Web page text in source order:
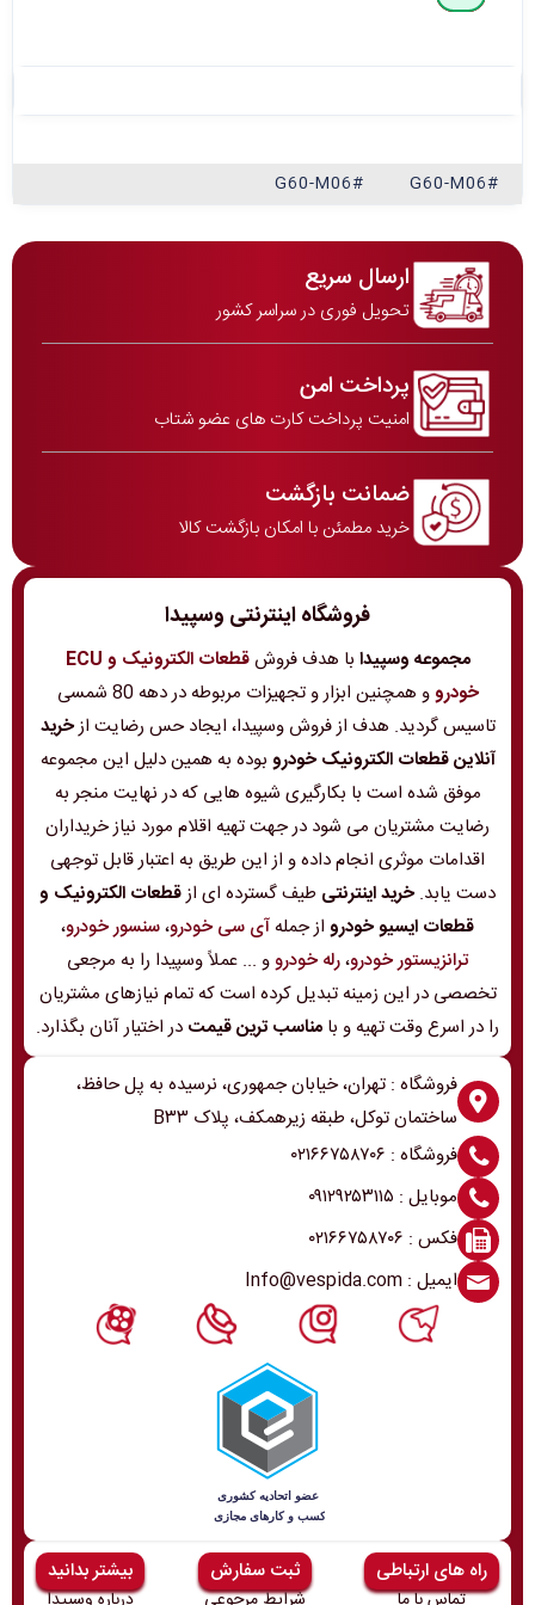
#G60-M06
#G60-M06
ارسال سریع
تحویل فوری در سراسر کشور
پرداخت امن
امنیت پرداخت کارت های عضو شتاب
ضمانت بازگشت
خرید مطمئن با امکان بازگشت کالا
فروشگاه اینترنتی وسپیدا
مجموعه وسپیدا با هدف فروش
قطعات الکترونیک و ECU
خودرو
و همچنین ابزار و تجهیزات مربوطه در دهه 80 شمسی
تاسیس گردید. هدف از فروش وسپیدا، ایجاد حس رضایت ازخرید
آنلاین قطعات الکترونیک خودرو بوده به همین دلیل این مجموعه
موفق شده است با بکارگیری شیوه هایی که در نهایت منجر به
رضایت مشتریان می شود در جهت تهیه اقلام مورد نیاز خریداران
اقدامات موثری انجام داده و از این طریق به اعتبار قابل توجهی
دست یابد.خرید اینترنتی طیف گسترده ای ازقطعات الکترونیک و
قطعات ایسیو خودرو از جملهآی سی خودرو،سنسور خودرو،
ترانزیستور خودرو،رله خودرو و ... عملاً وسپیدا را به مرجعی
تخصصی در این زمینه تبدیل کرده است که تمام نیازهای مشتریان
را در اسرع وقت تهیه و با مناسب ترین قیمت در اختیار آنان بگذارد.
فروشگاه : تهران، خیابان جمهوری، نرسیده به پل حافظ،
ساختمان توکل، طبقه زیرهمکف، پلاک B۳۳
فروشگاه : ۰۲۱۶۶۷۵۸۷۰۶
موبایل : ۰۹۱۲۹۲۵۳۱۱۵
فکس : ۰۲۱۶۶۷۵۸۷۰۶
ایمیل : Info@vespida.com
راه های ارتباطی ثبت سفارش بیشتر بدانید